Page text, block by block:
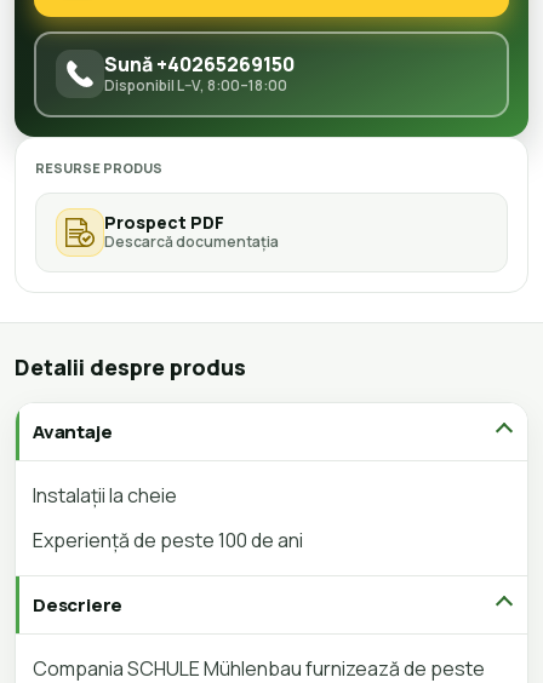
Sună +40265269150
Disponibil L–V, 8:00–18:00
RESURSE PRODUS
Prospect PDF
Descarcă documentația
Detalii despre produs
Avantaje
Instalații la cheie
Experiență de peste 100 de ani
Descriere
Compania SCHULE Mühlenbau furnizează de peste